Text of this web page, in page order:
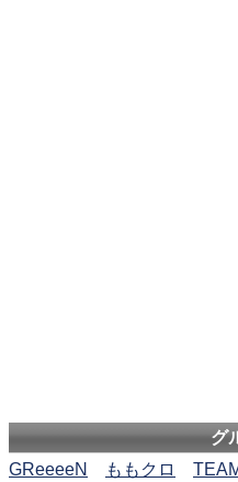
グ
GReeeeN
ももクロ